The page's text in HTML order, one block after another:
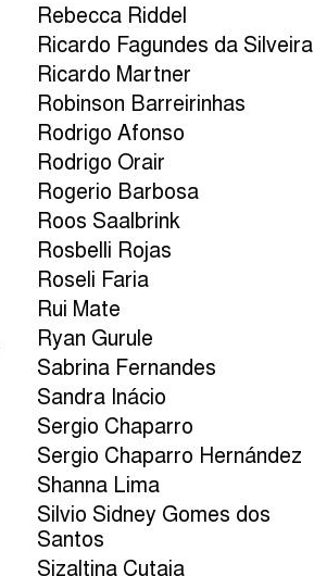
Rebecca Riddel
Ricardo Fagundes da Silveira
Ricardo Martner
Robinson Barreirinhas
Rodrigo Afonso
Rodrigo Orair
Rogerio Barbosa
Roos Saalbrink
Rosbelli Rojas
Roseli Faria
Rui Mate
Ryan Gurule
Sabrina Fernandes
Sandra Inácio
Sergio Chaparro
Sergio Chaparro Hernández
Shanna Lima
Silvio Sidney Gomes dos
Santos
Sizaltina Cutaia